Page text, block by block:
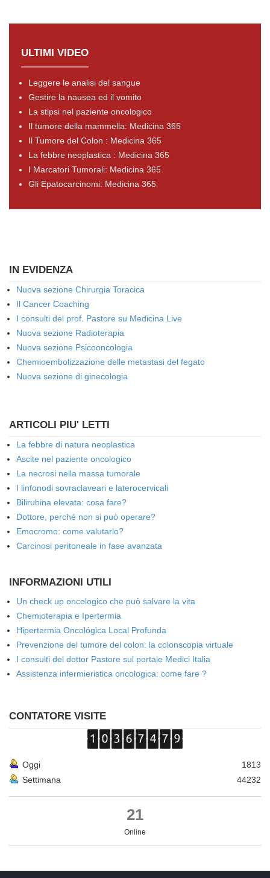
ULTIMI VIDEO
Leggere le analisi del sangue
Gestire la nausea ed il vomito
La stipsi nel paziente oncologico
Il tumore della mammella: Medicina 365
Il Tumore del Colon : Medicina 365
La febbre neoplastica : Medicina 365
I Marcatori Tumorali: Medicina 365
Gli Epatocarcinomi: Medicina 365
IN EVIDENZA
Nuova sezione Chirurgia Toracica
Il Cancer Coaching
I consulti del prof. Pastore su Medicina Live
Nuova sezione Radioterapia
Nuova sezione Psicooncologia
Chemioembolizzazione delle metastasi del fegato
Nuova sezione di ginecologia
ARTICOLI PIU' LETTI
La febbre di natura neoplastica
Ascite nel paziente oncologico
La necrosi nella massa tumorale
I linfonodi sovraclaveari e laterocervicali
Bilirubina elevata: cosa fare?
Dottore, perché non si può operare?
Emocromo: come valutarlo?
Carcinosi peritoneale in fase avanzata
INFORMAZIONI UTILI
Un check up oncologico che può salvare la vita
Chemioterapia e Ipertermia
Hipertermia Oncológica Local Profunda
Prevenzione del tumore del colon: la colonscopia virtuale
I consulti del dottor Pastore sul portale Medici Italia
Assistenza infermieristica oncologica: come fare ?
CONTATORE VISITE
Oggi
1813
Settimana
44232
21
Online